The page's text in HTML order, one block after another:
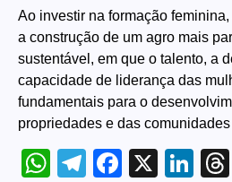
Ao investir na formação
a construção de um agro mais
sustentável, em que o talento, a
capacidade de liderança das
fundamentais para o
propriedades e das
WhatsApp
Telegram
X